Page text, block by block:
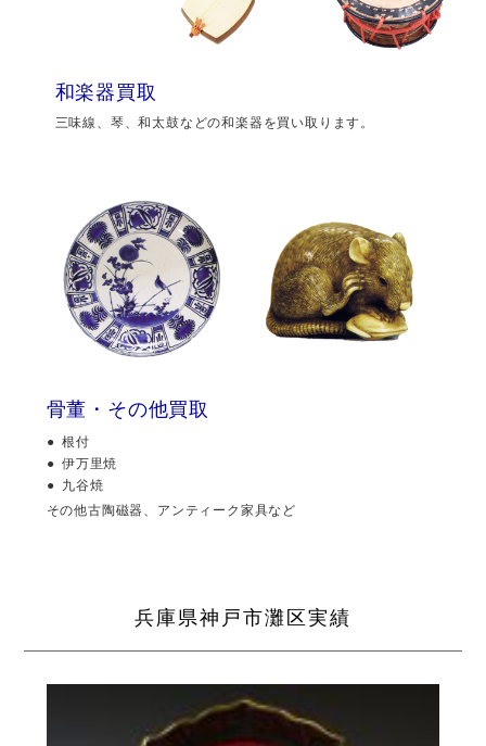
和楽器買取
三味線、琴、和太鼓などの和楽器を買い取ります。
骨董・その他買取
根付
伊万里焼
九谷焼
その他古陶磁器、アンティーク家具など
兵庫県神戸市灘区実績